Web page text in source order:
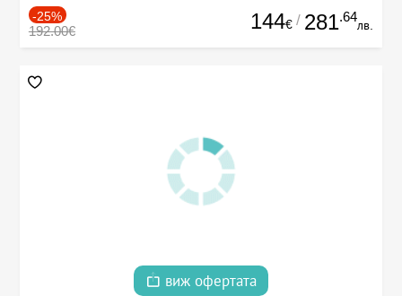
-25%
192.00€ 144€ / 281.64
лв.
виж офертата